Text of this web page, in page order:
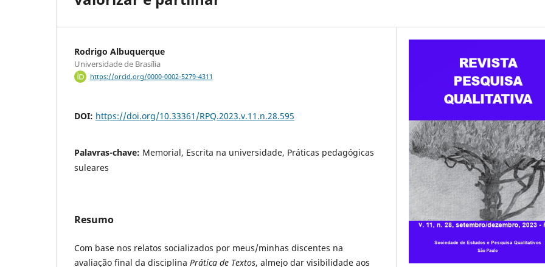
Rodrigo Albuquerque
Universidade de Brasília
https://orcid.org/0000-0002-5279-4311
DOI: https://doi.org/10.33361/RPQ.2023.v.11.n.28.595
Palavras-chave: Memorial, Escrita na universidade, Práticas pedagógicas
suleares
Resumo
Com base nos relatos socializados por meus/minhas discentes na
avaliação final da disciplina Prática de Textos, almejo dar visibilidade aos